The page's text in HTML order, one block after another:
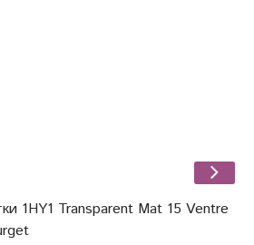
1HY1 Transparent Mat 15 Ventre